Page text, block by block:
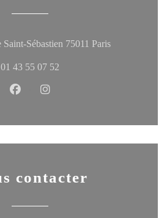
Saint-Sébastien 75011 Paris((ouvre une
01 43 55 07 52
Facebook ((ouvre une nouvelle
contacter